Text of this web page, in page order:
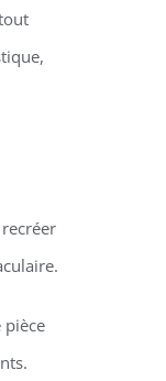
pièce